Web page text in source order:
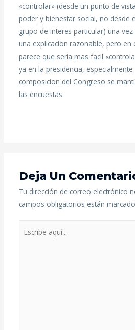
«controlar» (desde un punto de
poder y bienestar social, no desde
grupo de interes particular) una
una explicacion razonable, pero en
parece que seria mas facil
ya en la presidencia,
composicion del Congreso se
las encuestas.
Deja Un
Tu dirección de correo electrónico
campos obligatorios están